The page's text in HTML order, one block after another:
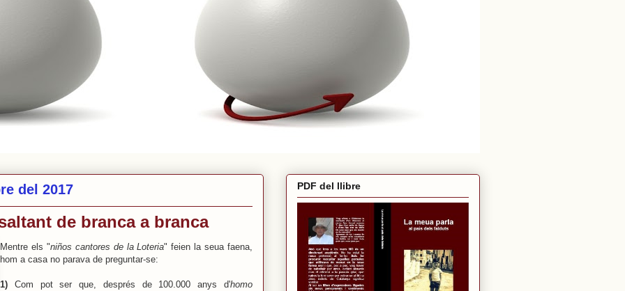
del 2017
de branca a branca
Mentre els "niños cantores de la Loteria" feien la seua faena,
hom a casa no parava de preguntar-se:
1) Com pot ser que, després de 100.000 anys d'homo
PDF del llibre